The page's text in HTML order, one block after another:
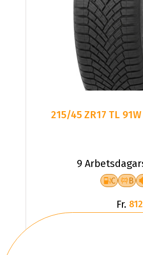
215/45 ZR17 TL
9
C B
Fr.